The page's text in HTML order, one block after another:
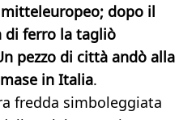
dopo il
di ferro la tagliò
pezzo di città andò alla
in Italia.
fredda simboleggiata